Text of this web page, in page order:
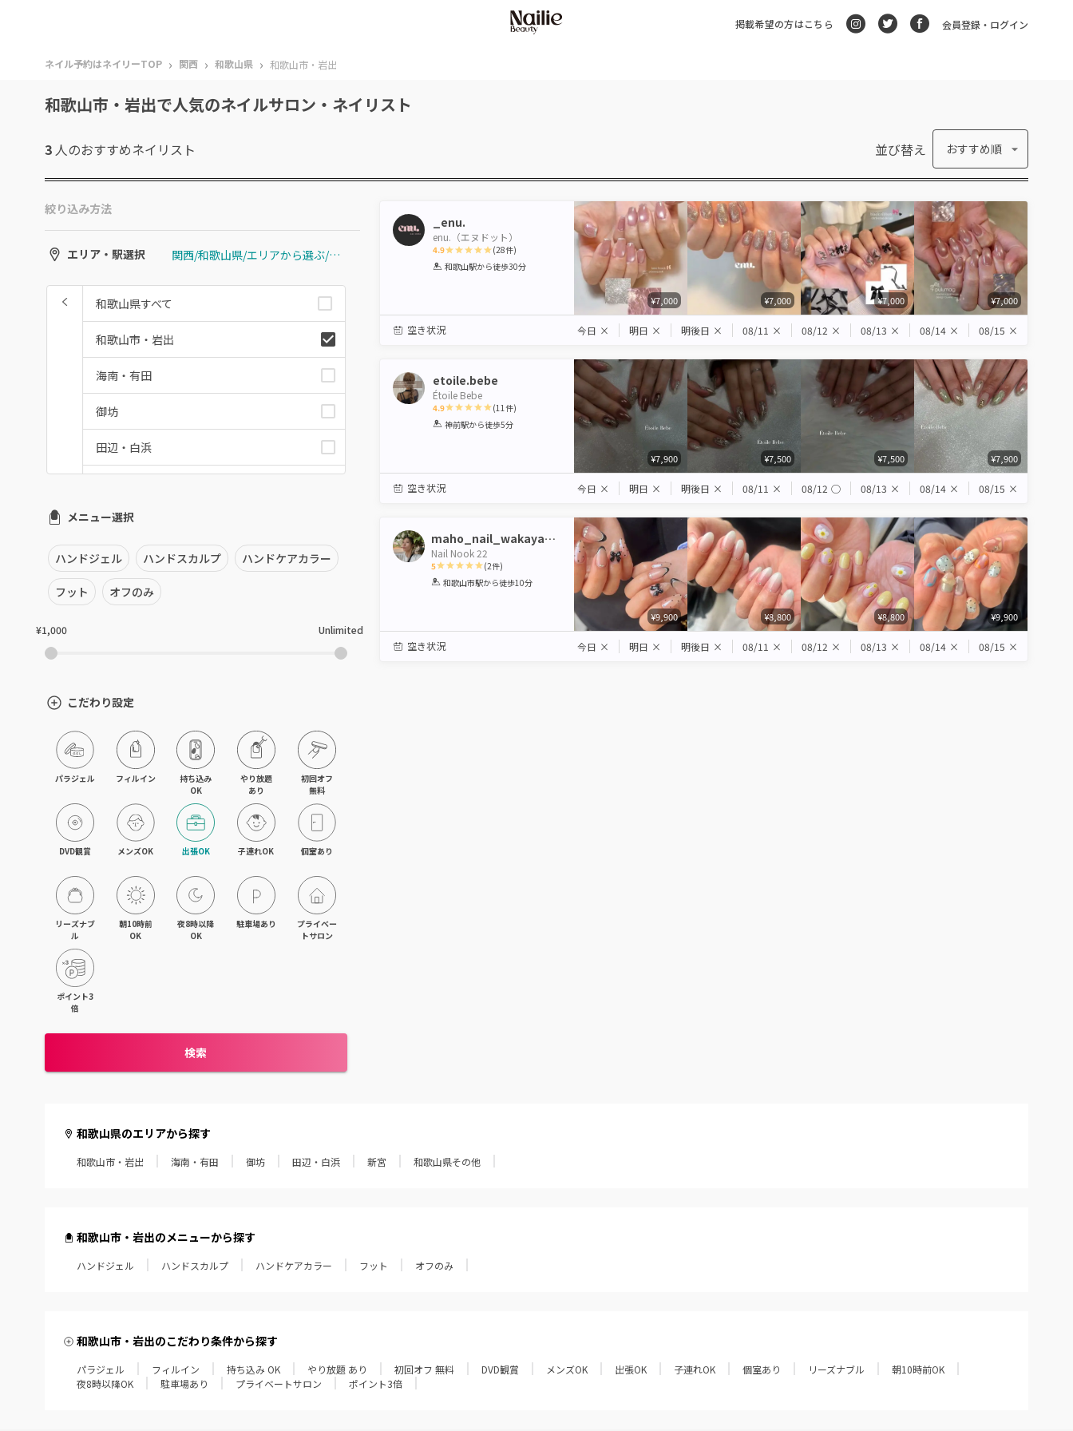
掲載希望の方はこちら 会員登録・ログイン
ネイル予約はネイリーTOP › 関西 › 和歌山県 › 和歌山市・岩出
和歌山市・岩出で人気のネイルサロン・ネイリスト
3 人のおすすめネイリスト 並び替え おすすめ順
絞り込み方法
エリア・駅選択 関西/和歌山県/エリアから選ぶ/和歌山市・岩出
和歌山県すべて
和歌山市・岩出
海南・有田
御坊
田辺・白浜
和歌山県その他
メニュー選択
ハンドジェル ハンドスカルプ ハンドケアカラー
フット オフのみ
¥1,000 Unlimited
こだわり設定
パラジェル フィルイン
持ち込み
OK
やり放題
あり
初回オフ
無料
DVD観賞 メンズOK 出張OK 子連れOK 個室あり
リーズナブ
ル
朝10時前
OK
夜8時以降
OK
駐車場あり
プライベー
トサロン
ポイント3
倍
検索
_enu.
enu.（エヌドット）
4.9
1 2 3 4 5
(28件)
和歌山駅から徒歩30分
¥7,000 ¥7,000 ¥7,000 ¥7,000
空き状況 今日 × 明日 × 明後日 × 08/11 × 08/12 × 08/13 × 08/14 × 08/15 ×
etoile.bebe
Étoile Bebe
4.9
1 2 3 4 5
(11 件)
神前駅から徒歩5分
¥7,900 ¥7,500 ¥7,500 ¥7,900
空き状況 今日 × 明日 × 明後日 × 08/11 × 08/12 ◯ 08/13 × 08/14 × 08/15 ×
maho_nail_wakayama
Nail Nook 22
5
1 2 3 4 5
(2件)
和歌山市駅から徒歩10分
¥9,900 ¥8,800 ¥8,800 ¥9,900
空き状況 今日 × 明日 × 明後日 × 08/11 × 08/12 × 08/13 × 08/14 × 08/15 ×
和歌山県のエリアから探す
和歌山市・岩出 海南・有田 御坊 田辺・白浜 新宮 和歌山県その他
和歌山市・岩出のメニューから探す
ハンドジェル ハンドスカルプ ハンドケアカラー フット オフのみ
和歌山市・岩出のこだわり条件から探す
パラジェル フィルイン 持ち込み OK やり放題 あり 初回オフ 無料 DVD観賞 メンズOK 出張OK 子連れOK 個室あり リーズナブル
朝10時前OK
夜8時以降OK
駐車場あり プライベートサロン ポイント3倍